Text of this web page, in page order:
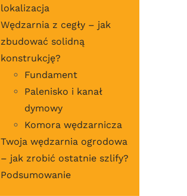
lokalizacja
Wędzarnia z cegły – jak
zbudować solidną
konstrukcję?
Fundament
Palenisko i kanał
dymowy
Komora wędzarnicza
Twoja wędzarnia ogrodowa
– jak zrobić ostatnie szlify?
Podsumowanie